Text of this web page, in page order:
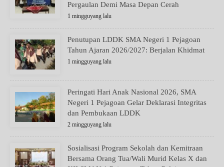
Pergaulan Demi Masa Depan Cerah
1 mingguyang lalu
Penutupan LDDK SMA Negeri 1 Pejagoan
Tahun Ajaran 2026/2027: Berjalan Khidmat
1 mingguyang lalu
Peringati Hari Anak Nasional 2026, SMA
Negeri 1 Pejagoan Gelar Deklarasi Integritas
dan Pembukaan LDDK
2 mingguyang lalu
Sosialisasi Program Sekolah dan Kemitraan
Bersama Orang Tua/Wali Murid Kelas X dan